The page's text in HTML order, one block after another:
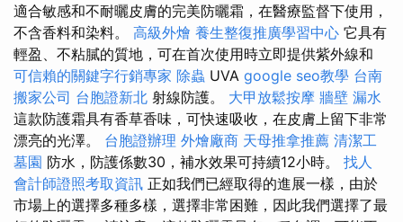
適合敏感和不耐曬皮膚的完美防曬霜，在醫療監督下使用，
不含香料和染料。 高級外燴 養生整復推廣學習中心 它具有
輕盈、不粘膩的質地，可在首次使用時立即提供紫外線和
可信賴的關鍵字行銷專家 除蟲 UVA google seo教學 台南
搬家公司 台胞證新北 射線防護。 大甲放鬆按摩 牆壁 漏水
這款防護霜具有香草香味，可快速吸收，在皮膚上留下非常
漂亮的光澤。 台胞證辦理 外燴廠商 天母推拿推薦 清潔工
墓園 防水，防護係數30，補水效果可持續12小時。 找人
會計師證照考取資訊 正如我們已經取得的進展一樣，由於
市場上的選擇多種多樣，選擇非常困難，因此我們選擇了最